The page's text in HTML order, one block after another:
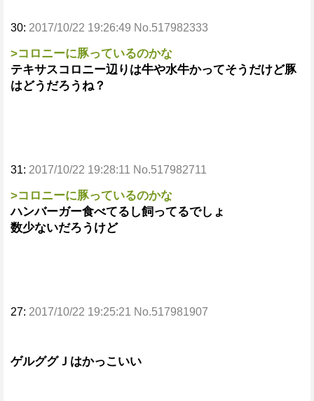
30: 2017/10/22 19:26:49 No.517982333
>コロニーに豚っているのかな
テキサスコロニー辺りは牛や水牛かってそうだけど豚
はどうだろうね？
31: 2017/10/22 19:28:11 No.517982711
>コロニーに豚っているのかな
ハンバーガー食べてるし飼ってるでしょ
数少ないだろうけど
27: 2017/10/22 19:25:21 No.517981907
ゲルググＪはかっこいい